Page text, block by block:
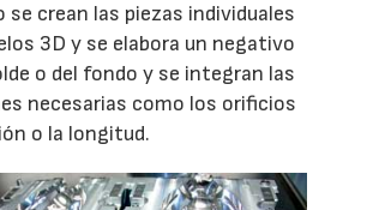
se crean las piezas individuales
3D y se elabora un negativo
o del fondo y se integran las
necesarias como los orificios
o la longitud.